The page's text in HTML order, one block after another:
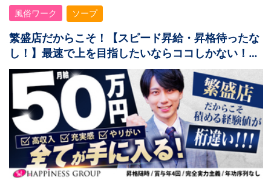
風俗ワーク ソープ
繁盛店だからこそ！【スピード昇給・昇格待ったな
し！】最速で上を目指したいならココしかない！未
経験OK